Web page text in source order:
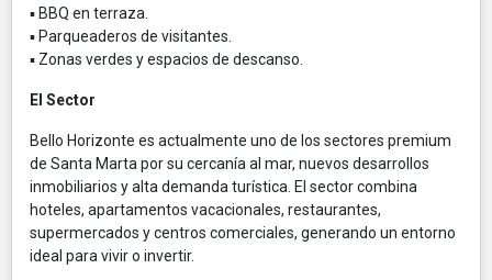
▪ BBQ en terraza.
▪ Parqueaderos de visitantes.
▪ Zonas verdes y espacios de descanso.
El Sector
Bello Horizonte es actualmente uno de los sectores premium
de Santa Marta por su cercanía al mar, nuevos desarrollos
inmobiliarios y alta demanda turística. El sector combina
hoteles, apartamentos vacacionales, restaurantes,
supermercados y centros comerciales, generando un entorno
ideal para vivir o invertir.